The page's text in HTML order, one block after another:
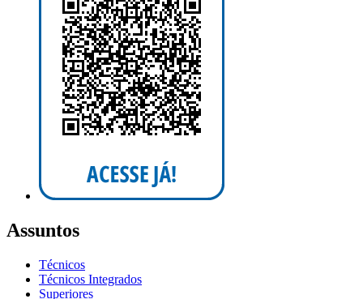
Assuntos
Técnicos
Técnicos Integrados
Superiores